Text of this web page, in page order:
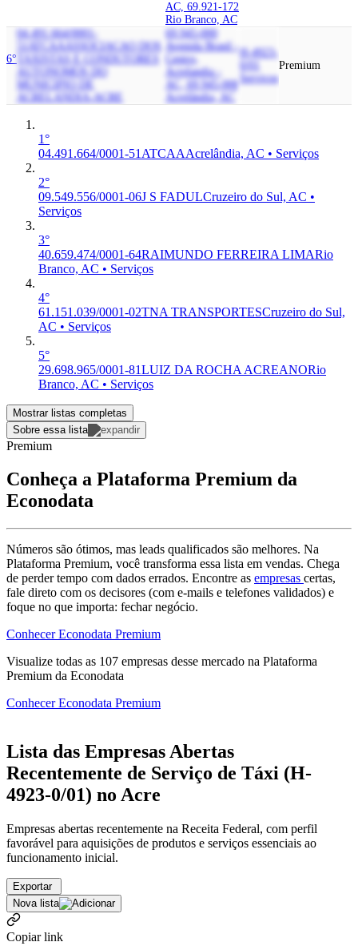
AC, 69.921-172
Rio Branco, AC
6°
04.491.664/0001-
51ATCAAASSOCIACAO DOS
TAXISTAS E CONDUTORES
AUTONOMOS DO
MUNICIPIO DE
ACRELANDIA-ACRE
69.945-000
Avenida Brasil -
Centro,
Acrelandia -
AC, 69.945-000
Acrelândia, AC
H-4923-
Serviços
Premium
1°
04.491.664/0001-51 ATCAAAcrelândia, AC • Serviços
2°
09.549.556/0001-06J S FADULCruzeiro do Sul, AC •
Serviços
3°
40.659.474/0001-64RAIMUNDO FERREIRA LIMARio
Branco, AC • Serviços
4°
61.151.039/0001-02TNA TRANSPORTESCruzeiro do Sul,
AC • Serviços
5°
29.698.965/0001-81LUIZ DA ROCHA ACREANORio
Branco, AC • Serviços
Mostrar listas completas
Sobre essa lista
Premium
Conheça a Plataforma Premium da
Econodata
Números são ótimos, mas leads qualificados são melhores. Na
Plataforma Premium, você transforma essa lista em vendas. Chega
de perder tempo com dados errados. Encontre as empresas certas,
fale direto com os decisores (com e-mails e telefones validados) e
foque no que importa: fechar negócio.
Conhecer Econodata Premium
Visualize todas as 107 empresas desse mercado na Plataforma
Premium da Econodata
Conhecer Econodata Premium
Lista das Empresas Abertas
Recentemente de Serviço de Táxi (H-
4923-0/01) no Acre
Empresas abertas recentemente na Receita Federal, com perfil
favorável para aquisições de produtos e serviços essenciais ao
funcionamento inicial.
Exportar
Nova lista
Copiar link